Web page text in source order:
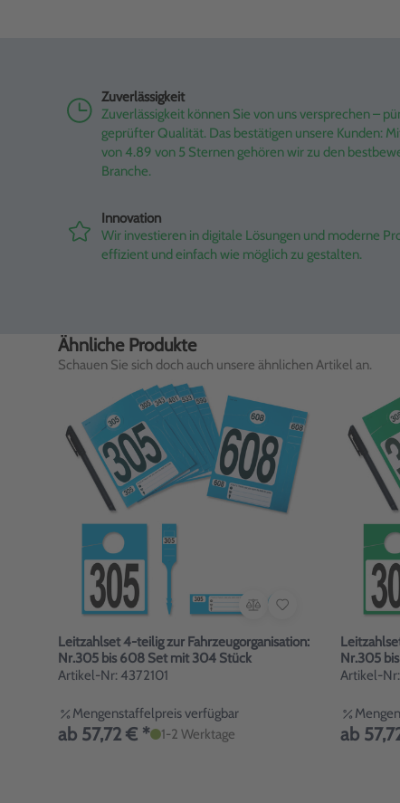
Zuverlässigkeit
Zuverlässigkeit können Sie von uns versprechen –
geprüfter Qualität. Das bestätigen unsere Kunden:
von 4.89 von 5 Sternen gehören wir zu den
Branche.
Innovation
Wir investieren in digitale Lösungen und moderne
effizient und einfach wie möglich zu gestalten.
Ähnliche Produkte
Schauen Sie sich doch auch unsere ähnlichen Artikel an.
Leitzahlset 4-teilig zur Fahrzeugorganisation:
Nr.305 bis 608 Set mit 304 Stück
Artikel-Nr: 4372101
Mengenstaffelpreis verfügbar
ab 57,72 € * 1-2 Werktage
Nr.305
Artikel-
ab